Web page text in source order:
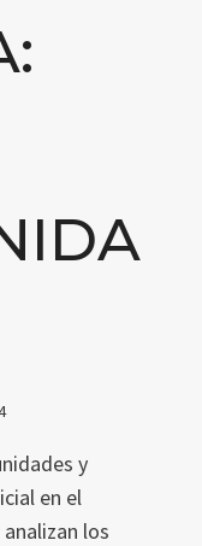
y
en el
los